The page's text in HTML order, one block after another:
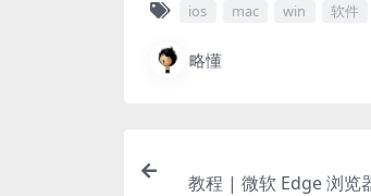
ios mac win 软件
略懂
教程 | 微软 Edge 浏览